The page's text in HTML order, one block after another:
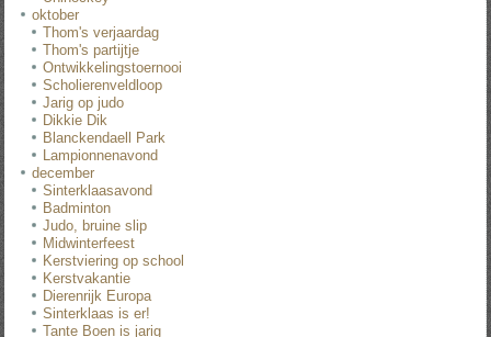
oktober
Thom's verjaardag
Thom's partijtje
Ontwikkelingstoernooi
Scholierenveldloop
Jarig op judo
Dikkie Dik
Blanckendaell Park
Lampionnenavond
december
Sinterklaasavond
Badminton
Judo, bruine slip
Midwinterfeest
Kerstviering op school
Kerstvakantie
Dierenrijk Europa
Sinterklaas is er!
Tante Boen is jarig